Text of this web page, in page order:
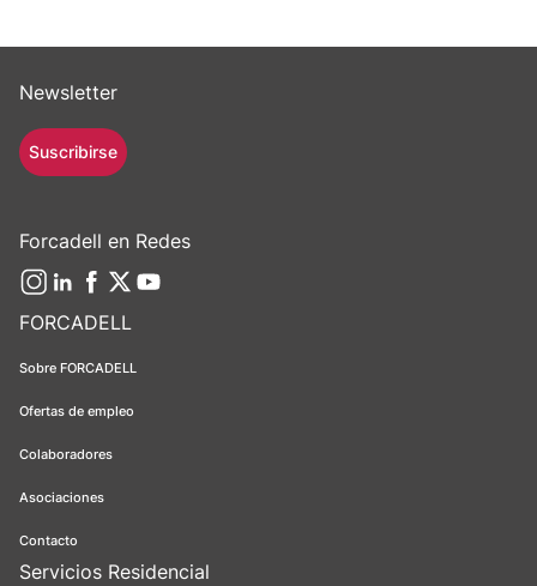
FORCADELL
Sobre FORCADELL
Ofertas de empleo
Colaboradores
Asociaciones
Contacto
Servicios Residencial
Newsletter
Suscribirse
Forcadell en Redes